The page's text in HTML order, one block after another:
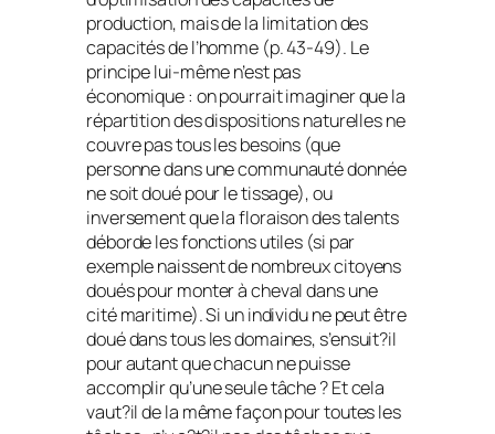
production, mais de la limitation des
capacités de l’homme (p. 43-49). Le
principe lui-même n’est pas
économique : on pourrait imaginer que la
répartition des dispositions naturelles ne
couvre pas tous les besoins (que
personne dans une communauté donnée
ne soit doué pour le tissage), ou
inversement que la floraison des talents
déborde les fonctions utiles (si par
exemple naissent de nombreux citoyens
doués pour monter à cheval dans une
cité maritime). Si un individu ne peut être
doué dans tous les domaines, s’ensuit?il
pour autant que chacun ne puisse
accomplir qu’une seule tâche ? Et cela
vaut?il de la même façon pour toutes les